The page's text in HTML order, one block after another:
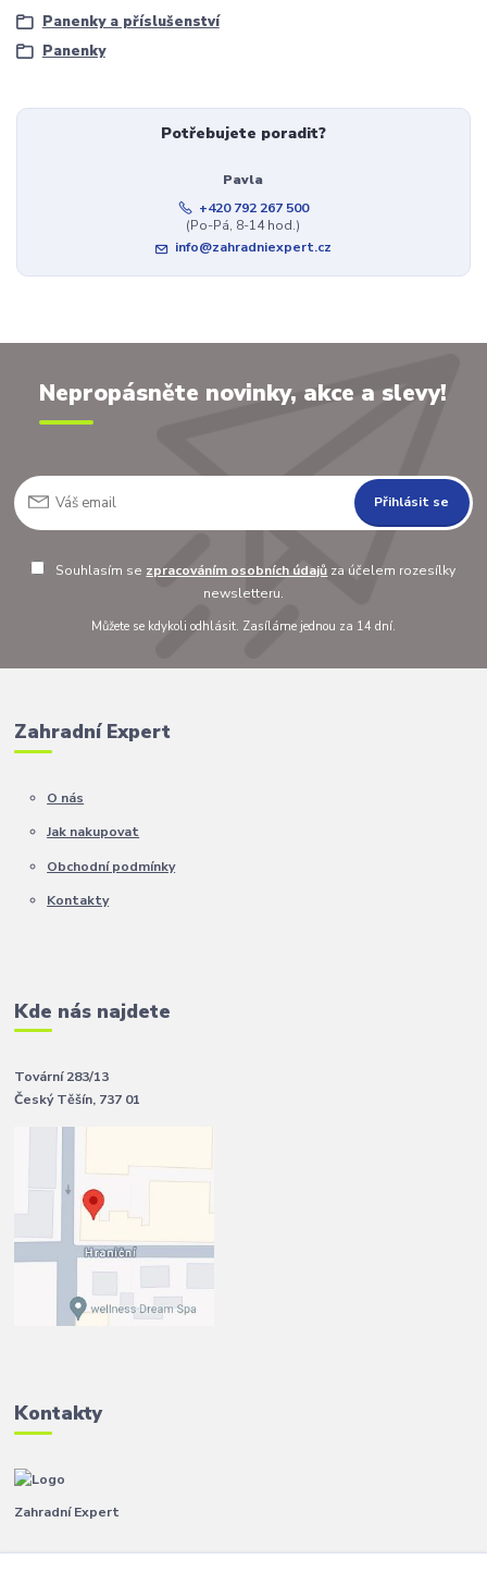
Panenky a příslušenství
Panenky
Potřebujete poradit?
Pavla
+420 792 267 500
(Po-Pá, 8-14 hod.)
info@zahradniexpert.cz
Nepropásněte novinky, akce a slevy!
Přihlásit se
Souhlasím se zpracováním osobních údajů za účelem rozesílky
newsletteru.
Můžete se kdykoli odhlásit. Zasíláme jednou za 14 dní.
Zahradní Expert
O nás
Jak nakupovat
Obchodní podmínky
Kontakty
Kde nás najdete
Tovární 283/13
Český Těšín, 737 01
Kontakty
Zahradní Expert